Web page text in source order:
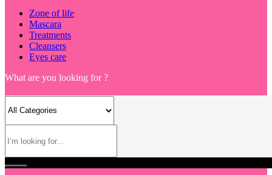
Zone of life
Mascara
Treatments
Cleansers
Eyes care
What are you looking for ?